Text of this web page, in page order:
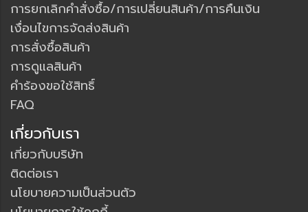
การยกเลิกคำสั่งซื้อ/การเปลี่ยนสินค้า/การคืนเงิน
เงื่อนไขการจัดส่งสินค้า
การสั่งซื้อสินค้า
การดูแลสินค้า
คำร้องขอใช้สิทธิ์
FAQ
เกี่ยวกับเรา
เกี่ยวกับบริษัท
ติดต่อเรา
นโยบายความเป็นส่วนตัว